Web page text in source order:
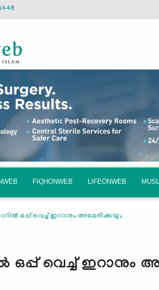
FIQHONWEB LIFEONWEB
ഒപ്പ് വെച്ച് ഇറാനും അമേരിക്കയും
വെച്ച് ഇറാനും